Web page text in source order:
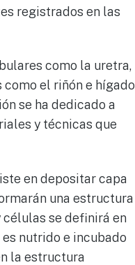
registrados en las
como la uretra,
el riñón e hígado
se ha dedicado a
y técnicas que
en depositar capa
una estructura
se definirá en
nutrido e incubado
la estructura